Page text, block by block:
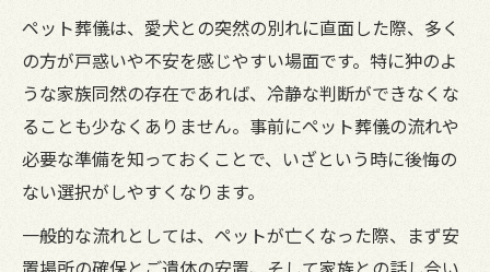
ペット葬儀体験談から後悔しない別れの心
家族で話し合うペット葬儀の大切なポイン
ト
火葬日程の決定に迷った時の実体験に学ぶ
ペット葬儀で遺骨の扱い方に悩んだ体験例
ペット葬儀費用の実際と後悔しない工夫
ペット葬儀は、愛犬との突然の別れに直面した際、多く
の方が戸惑いや不安を感じやすい場面です。特に狆のよ
うな家族同然の存在であれば、冷静な判断ができなくな
ることも少なくありません。事前にペット葬儀の流れや
必要な準備を知っておくことで、いざという時に後悔の
ない選択がしやすくなります。
一般的な流れとしては、ペットが亡くなった際、まず安